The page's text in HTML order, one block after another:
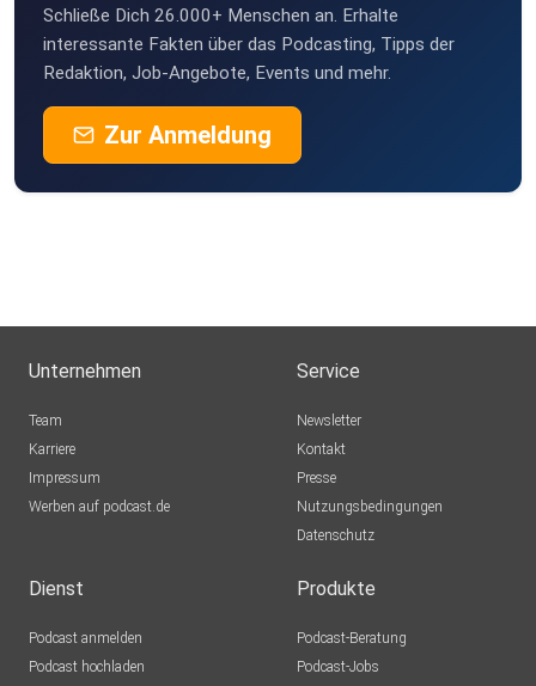
Schließe Dich 26.000+ Menschen an. Erhalte
interessante Fakten über das Podcasting, Tipps der
Redaktion, Job-Angebote, Events und mehr.
Zur Anmeldung
Unternehmen
Team
Karriere
Impressum
Werben auf podcast.de
Service
Newsletter
Kontakt
Presse
Nutzungsbedingungen
Datenschutz
Dienst
Podcast anmelden
Podcast hochladen
Produkte
Podcast-Beratung
Podcast-Jobs